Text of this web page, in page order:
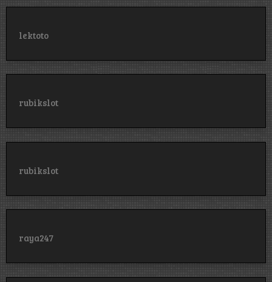
lektoto
rubikslot
rubikslot
raya247